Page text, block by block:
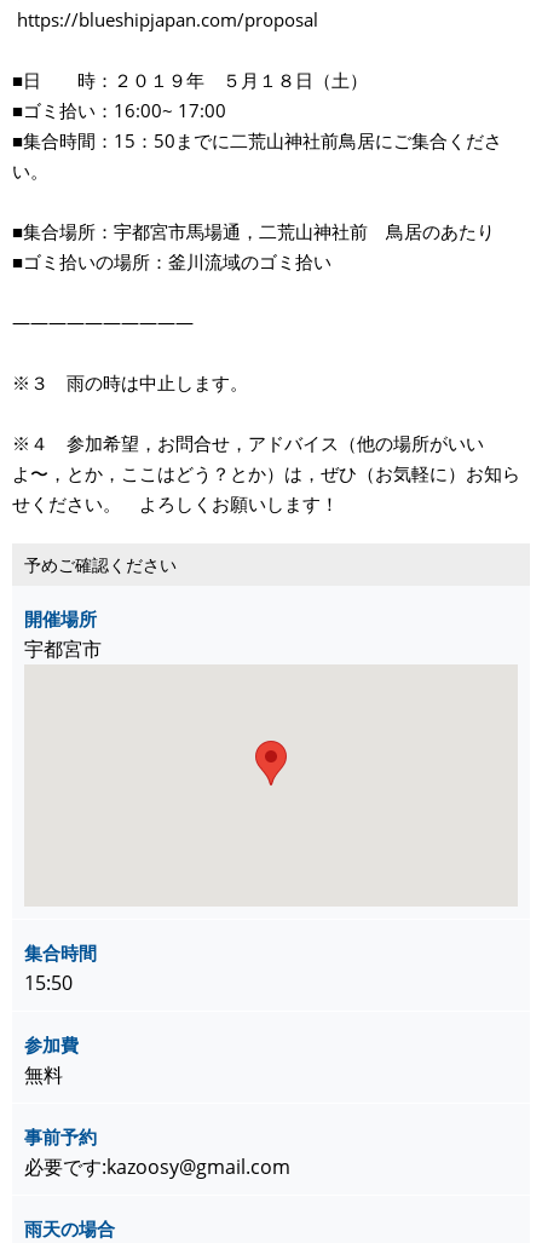
https://blueshipjapan.com/proposal
■日 時：２０１９年 ５月１８日（土）
■ゴミ拾い：16:00~ 17:00
■集合時間：15：50までに二荒山神社前鳥居にご集合くださ
い。
■集合場所：宇都宮市馬場通，二荒山神社前 鳥居のあたり
■ゴミ拾いの場所：釜川流域のゴミ拾い
——————————
※３ 雨の時は中止します。
※４ 参加希望，お問合せ，アドバイス（他の場所がいい
よ〜，とか，ここはどう？とか）は，ぜひ（お気軽に）お知ら
せください。 よろしくお願いします！
予めご確認ください
開催場所
宇都宮市
集合時間
15:50
参加費
無料
事前予約
必要です:kazoosy@gmail.com
雨天の場合